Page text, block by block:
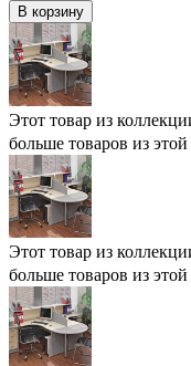
В корзину
Этот товар из
больше товаров из
Этот товар из
больше товаров из